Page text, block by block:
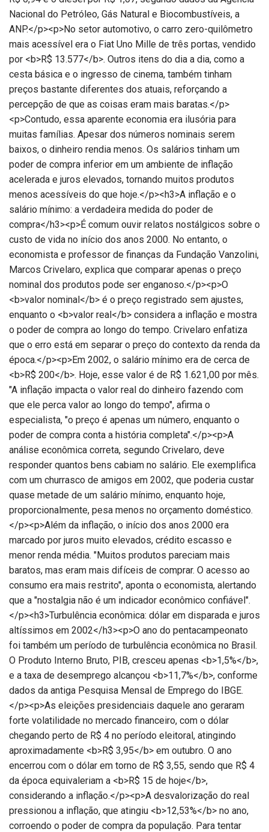
Nacional do Petróleo, Gás Natural e Biocombustíveis, a
ANP.</p><p>No setor automotivo, o carro zero-quilômetro
mais acessível era o Fiat Uno Mille de três portas, vendido
por <b>R$ 13.577</b>. Outros itens do dia a dia, como a
cesta básica e o ingresso de cinema, também tinham
preços bastante diferentes dos atuais, reforçando a
percepção de que as coisas eram mais baratas.</p>
<p>Contudo, essa aparente economia era ilusória para
muitas famílias. Apesar dos números nominais serem
baixos, o dinheiro rendia menos. Os salários tinham um
poder de compra inferior em um ambiente de inflação
acelerada e juros elevados, tornando muitos produtos
menos acessíveis do que hoje.</p><h3>A inflação e o
salário mínimo: a verdadeira medida do poder de
compra</h3><p>É comum ouvir relatos nostálgicos sobre o
custo de vida no início dos anos 2000. No entanto, o
economista e professor de finanças da Fundação Vanzolini,
Marcos Crivelaro, explica que comparar apenas o preço
nominal dos produtos pode ser enganoso.</p><p>O
<b>valor nominal</b> é o preço registrado sem ajustes,
enquanto o <b>valor real</b> considera a inflação e mostra
o poder de compra ao longo do tempo. Crivelaro enfatiza
que o erro está em separar o preço do contexto da renda da
época.</p><p>Em 2002, o salário mínimo era de cerca de
<b>R$ 200</b>. Hoje, esse valor é de R$ 1.621,00 por mês.
"A inflação impacta o valor real do dinheiro fazendo com
que ele perca valor ao longo do tempo", afirma o
especialista, "o preço é apenas um número, enquanto o
poder de compra conta a história completa".</p><p>A
análise econômica correta, segundo Crivelaro, deve
responder quantos bens cabiam no salário. Ele exemplifica
com um churrasco de amigos em 2002, que poderia custar
quase metade de um salário mínimo, enquanto hoje,
proporcionalmente, pesa menos no orçamento doméstico.
</p><p>Além da inflação, o início dos anos 2000 era
marcado por juros muito elevados, crédito escasso e
menor renda média. "Muitos produtos pareciam mais
baratos, mas eram mais difíceis de comprar. O acesso ao
consumo era mais restrito", aponta o economista, alertando
que a "nostalgia não é um indicador econômico confiável".
</p><h3>Turbulência econômica: dólar em disparada e juros
altíssimos em 2002</h3><p>O ano do pentacampeonato
foi também um período de turbulência econômica no Brasil.
O Produto Interno Bruto, PIB, cresceu apenas <b>1,5%</b>,
e a taxa de desemprego alcançou <b>11,7%</b>, conforme
dados da antiga Pesquisa Mensal de Emprego do IBGE.
</p><p>As eleições presidenciais daquele ano geraram
forte volatilidade no mercado financeiro, com o dólar
chegando perto de R$ 4 no período eleitoral, atingindo
aproximadamente <b>R$ 3,95</b> em outubro. O ano
encerrou com o dólar em torno de R$ 3,55, sendo que R$ 4
da época equivaleriam a <b>R$ 15 de hoje</b>,
considerando a inflação.</p><p>A desvalorização do real
pressionou a inflação, que atingiu <b>12,53%</b> no ano,
corroendo o poder de compra da população. Para tentar